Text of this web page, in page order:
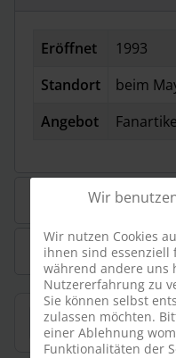
Eröffnet
1993
Standort
beim
Angebot
Historie
Suchen
Wir
Wir nutzen Cookies
ihnen sind essenziell
während andere uns
Nutzererfahrung zu
Sie können selbst
zulassen möchten.
einer Ablehnung
Funktionalitäten der